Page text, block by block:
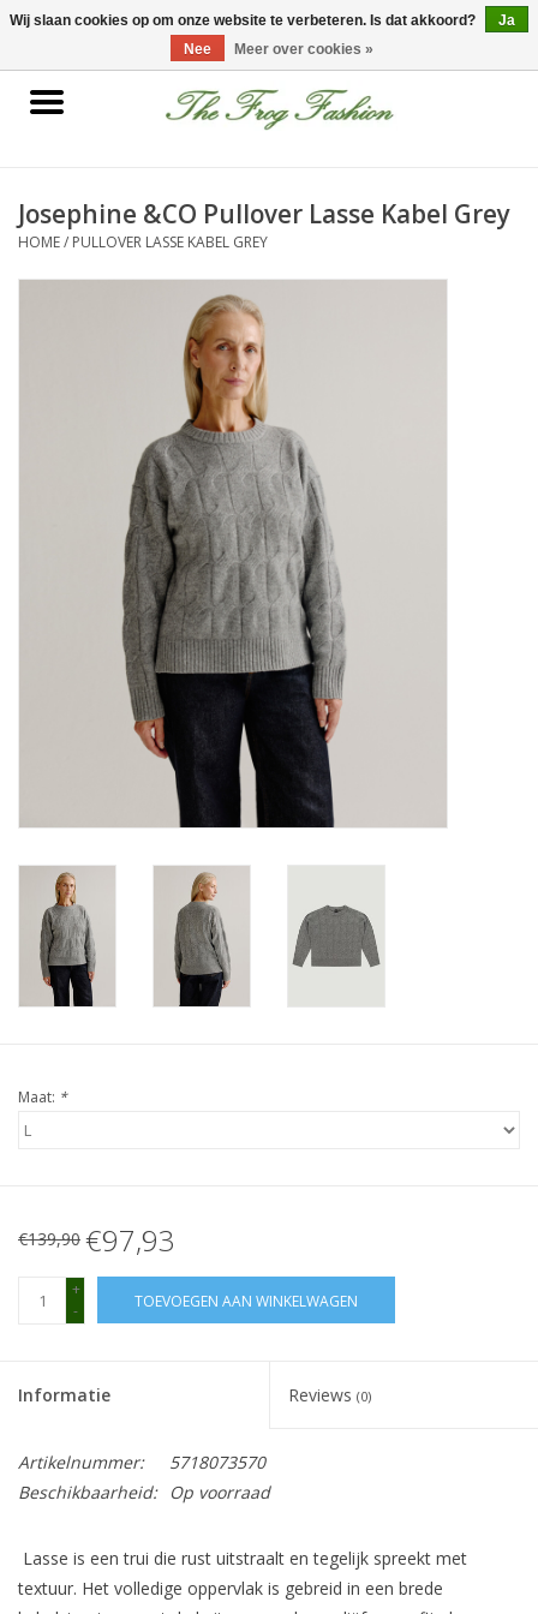
0 Artikelen - €0,00
Home
Nieuwe collectie
Josephine &CO Pullover Lasse Kabel Grey
HOME/ PULLOVER LASSE KABEL GREY
Maat: *
€139,90 €97,93
+
-
TOEVOEGEN AAN WINKELWAGEN
Informatie Reviews (0)
Artikelnummer:
5718073570
Beschikbaarheid:
Op voorraad
Lasse is een trui die rust uitstraalt en tegelijk spreekt met
textuur. Het volledige oppervlak is gebreid in een brede
Wij slaan cookies op om onze website te verbeteren. Is dat akkoord?
Ja
Nee
Meer over cookies »